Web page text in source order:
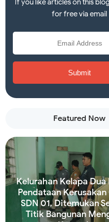
If you like articles on this
for free via email
Featured Now
Kelurahan Kelapa Dua
Pendataan
SDN 01, Ditemukan
Titik Bangunan